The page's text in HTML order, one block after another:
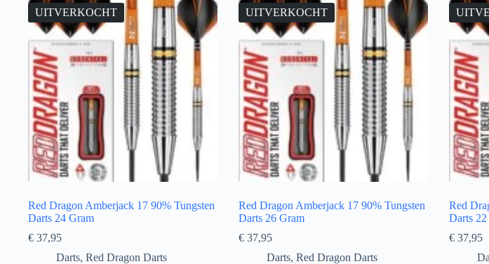
UITVERKOCHT
Red Dragon Amberjack 17 90% Tungsten
Darts 24 Gram
€ 37,95
Darts, Red Dragon Darts
UITVERKOCHT
Red Dragon Amberjack 17 90% Tungsten
Darts 26 Gram
€37,95
Darts, Red Dragon Darts
Red
Darts
€37,95